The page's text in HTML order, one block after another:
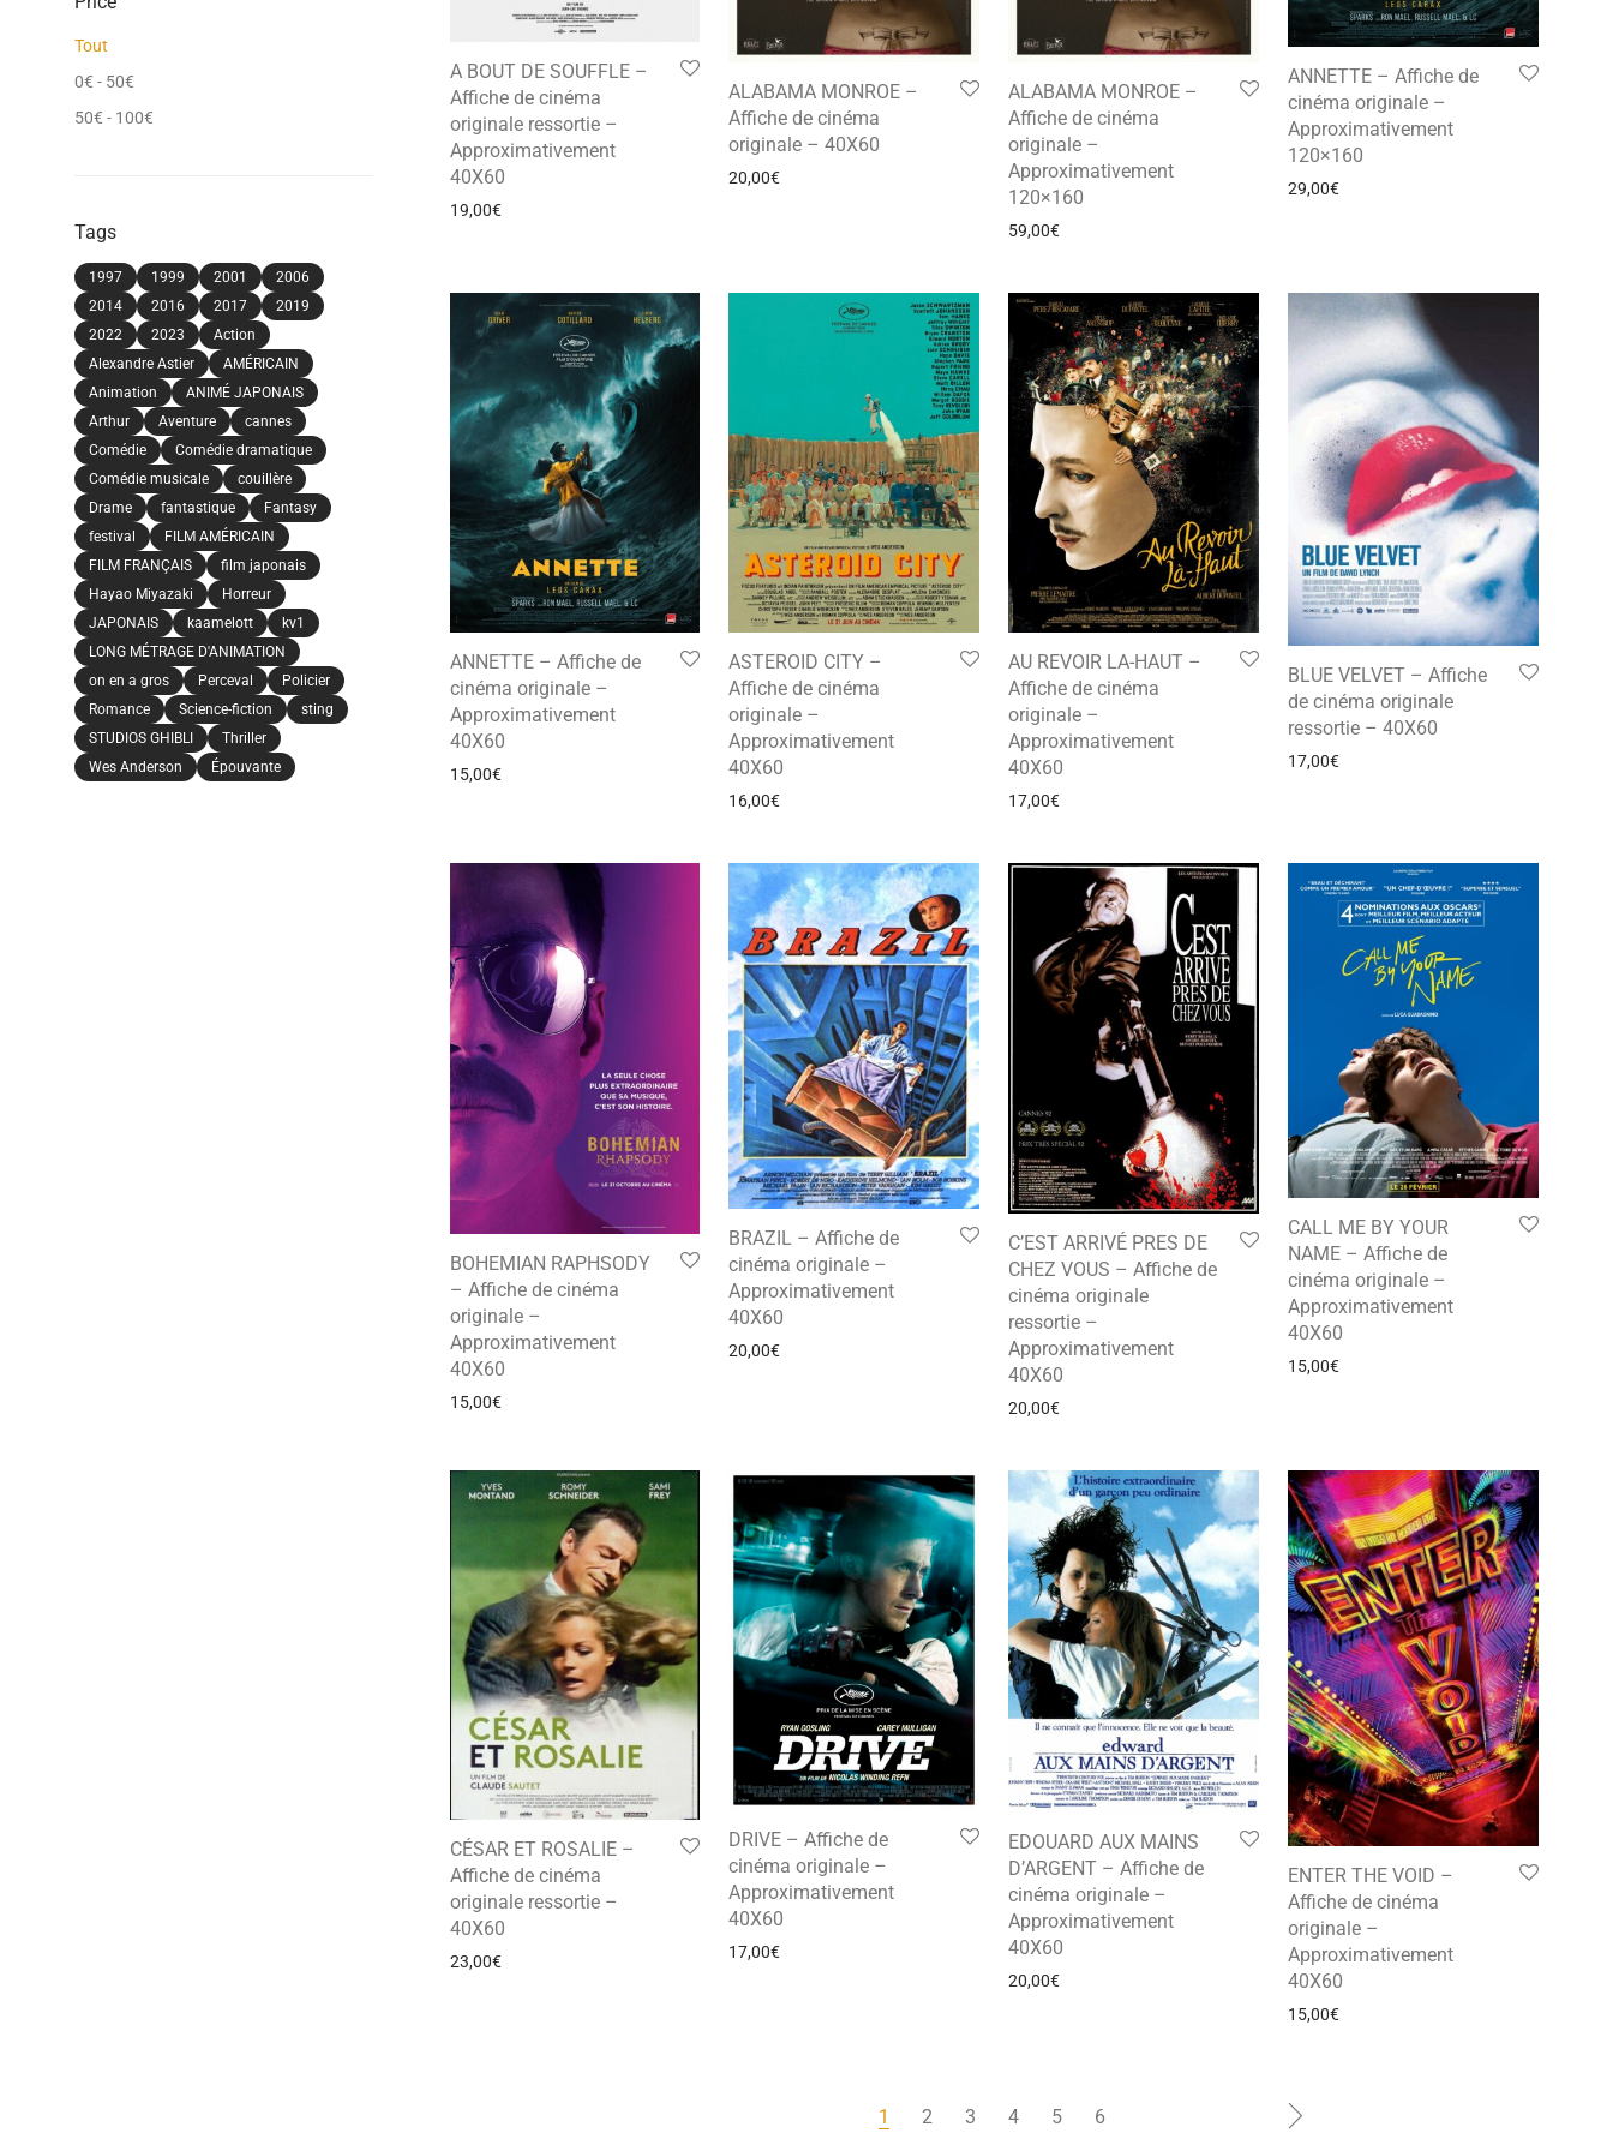
Tout
0€ - 50€
50€ - 100€
Tags
1997 1999 2001
2006
2014
2016 2017
2019
2022
2023
Action
Alexandre Astier
AMÉRICAIN
Animation
ANIMÉ JAPONAIS
Arthur
Aventure
cannes
Comédie
Comédie dramatique
Comédie musicale
couillère
Drame
fantastique
Fantasy
festival
FILM AMÉRICAIN
FILM FRANÇAIS
film japonais
Hayao Miyazaki
Horreur
JAPONAIS
kaamelott
kv1
LONG MÉTRAGE D'ANIMATION
on en a gros
Perceval
Policier
Romance
Science-fiction
sting
STUDIOS GHIBLI
Thriller
Wes Anderson
Épouvante
A BOUT DE SOUFFLE –
Affiche de cinéma
originale ressortie –
Approximativement
40X60
19,00€
ALABAMA MONROE –
Affiche de cinéma
originale – 40X60
20,00€
ALABAMA MONROE –
Affiche de cinéma
originale –
Approximativement
120×160
59,00€
ANNETTE – Affiche de
cinéma originale –
Approximativement
120×160
29,00€
ANNETTE – Affiche de
cinéma originale –
Approximativement
40X60
15,00€
ASTEROID CITY –
Affiche de cinéma
originale –
Approximativement
40X60
16,00€
AU REVOIR LA-HAUT –
Affiche de cinéma
originale –
Approximativement
40X60
17,00€
BLUE VELVET – Affiche
de cinéma originale
ressortie – 40X60
17,00€
BOHEMIAN RAPHSODY
– Affiche de cinéma
originale –
Approximativement
40X60
15,00€
BRAZIL – Affiche de
cinéma originale –
Approximativement
40X60
20,00€
C’EST ARRIVÉ PRES DE
CHEZ VOUS – Affiche de
cinéma originale
ressortie –
Approximativement
40X60
20,00€
CALL ME BY YOUR
NAME – Affiche de
cinéma originale –
Approximativement
40X60
15,00€
CÉSAR ET ROSALIE –
Affiche de cinéma
originale ressortie –
40X60
23,00€
DRIVE – Affiche de
cinéma originale –
Approximativement
40X60
17,00€
EDOUARD AUX MAINS
D’ARGENT – Affiche de
cinéma originale –
Approximativement
40X60
20,00€
ENTER THE VOID –
Affiche de cinéma
originale –
Approximativement
40X60
15,00€
1 2 3 4 5 6